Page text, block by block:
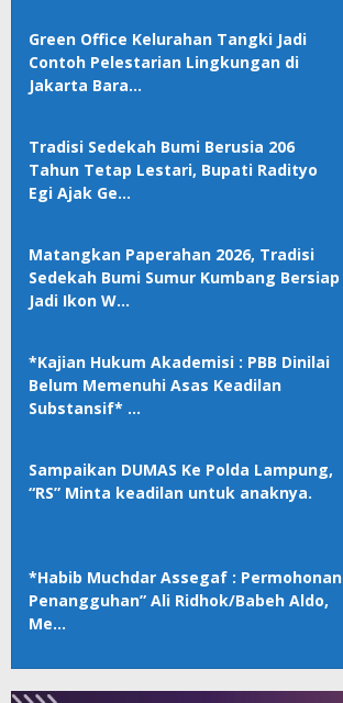
Green Office Kelurahan Tangki Jadi
Contoh Pelestarian Lingkungan di
Jakarta Bara…
Tradisi Sedekah Bumi Berusia 206
Tahun Tetap Lestari, Bupati Radityo
Egi Ajak Ge…
Matangkan Paperahan 2026, Tradisi
Sedekah Bumi Sumur Kumbang Bersiap
Jadi Ikon W…
*Kajian Hukum Akademisi : PBB Dinilai
Belum Memenuhi Asas Keadilan
Substansif* …
Sampaikan DUMAS Ke Polda Lampung,
“RS” Minta keadilan untuk anaknya.
*Habib Muchdar Assegaf : Permohonan
Penangguhan” Ali Ridhok/Babeh Aldo,
Me…